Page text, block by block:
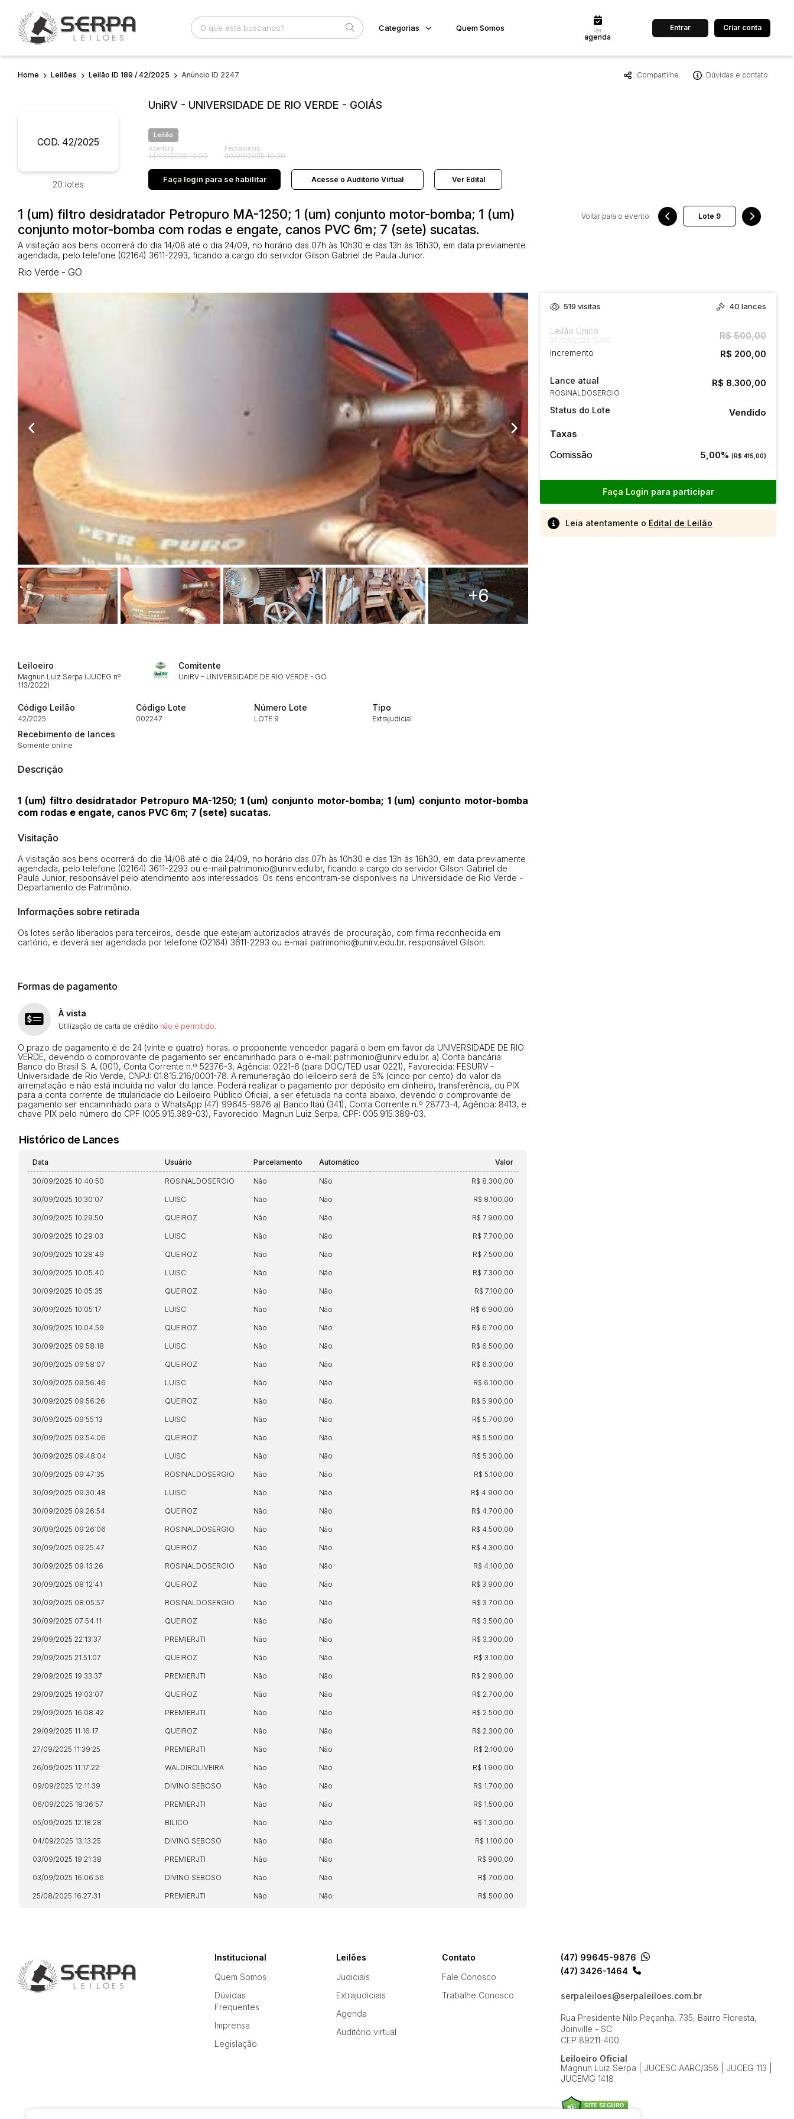
Busca por palavra-chave Categoria Cidade
Categorias
Imóveis
Carro
Quem Somos Ver
agenda
Entrar Criar conta
Home Leilões Leilão ID 189 / 42/2025 Anúncio ID 2247 Compartilhe Dúvidas e contato
COD. 42/2025
20 lotes
UniRV - UNIVERSIDADE DE RIO VERDE - GOIÁS
Leilão
Abertura
14/08/2025 10:00
Fechamento
30/09/2025 10:00
Faça login para se habilitar Acesse o Auditório Virtual Ver Edital
1 (um) filtro desidratador Petropuro MA-1250; 1 (um) conjunto motor-bomba; 1 (um)
conjunto motor-bomba com rodas e engate, canos PVC 6m; 7 (sete) sucatas.
A visitação aos bens ocorrerá do dia 14/08 até o dia 24/09, no horário das 07h às 10h30 e das 13h às 16h30, em data previamente
agendada, pelo telefone (02164) 3611-2293, ficando a cargo do servidor Gilson Gabriel de Paula Junior.
Rio Verde - GO
Voltar para o evento
+6
519 visitas 40 lances
Leilão Único
30/09/2025 10:00 R$ 500,00
Incremento R$ 200,00
Lance atual
ROSINALDOSERGIO
R$ 8.300,00
Status do Lote
Vendido
Taxas
Comissão 5,00% (R$ 415,00)
Faça Login para participar
Leia atentamente o Edital de Leilão
Leiloeiro
Magnun Luiz Serpa (JUCEG nº
113/2022)
Comitente
UniRV – UNIVERSIDADE DE RIO VERDE - GO
Código Leilão
42/2025
Código Lote
002247
Número Lote
LOTE 9
Tipo
Extrajudicial
Recebimento de lances
Somente online
Descrição
1 (um) filtro desidratador Petropuro MA-1250; 1 (um) conjunto motor-bomba; 1 (um) conjunto motor-bomba
com rodas e engate, canos PVC 6m; 7 (sete) sucatas.
Visitação
A visitação aos bens ocorrerá do dia 14/08 até o dia 24/09, no horário das 07h às 10h30 e das 13h às 16h30, em data previamente
agendada, pelo telefone (02164) 3611-2293 ou e-mail patrimonio@unirv.edu.br, ficando a cargo do servidor Gilson Gabriel de
Paula Junior, responsável pelo atendimento aos interessados. Os itens encontram-se disponíveis na Universidade de Rio Verde -
Departamento de Patrimônio.
Informações sobre retirada
Os lotes serão liberados para terceiros, desde que estejam autorizados através de procuração, com firma reconhecida em
cartório, e deverá ser agendada por telefone (02164) 3611-2293 ou e-mail patrimonio@unirv.edu.br, responsável Gilson.
Formas de pagamento
À vista
Utilização de carta de crédito não é permitido.
O prazo de pagamento é de 24 (vinte e quatro) horas, o proponente vencedor pagará o bem em favor da UNIVERSIDADE DE RIO
VERDE, devendo o comprovante de pagamento ser encaminhado para o e-mail: patrimonio@unirv.edu.br. a) Conta bancária:
Banco do Brasil S. A. (001), Conta Corrente n.º 52376-3, Agência: 0221-6 (para DOC/TED usar 0221), Favorecida: FESURV -
Universidade de Rio Verde, CNPJ: 01.815.216/0001-78. A remuneração do leiloeiro será de 5% (cinco por cento) do valor da
arrematação e não está incluída no valor do lance. Poderá realizar o pagamento por depósito em dinheiro, transferência, ou PIX
para a conta corrente de titularidade do Leiloeiro Público Oficial, a ser efetuada na conta abaixo, devendo o comprovante de
pagamento ser encaminhado para o WhatsApp (47) 99645-9876 a) Banco Itaú (341), Conta Corrente n.º 28773-4, Agência: 8413, e
chave PIX pelo número do CPF (005.915.389-03), Favorecido: Magnun Luiz Serpa, CPF: 005.915.389-03.
Histórico de Lances
Data Usuário Parcelamento Automático Valor
30/09/2025 10:40:50 ROSINALDOSERGIO Não Não R$ 8.300,00
30/09/2025 10:30:07 LUISC Não Não R$ 8.100,00
30/09/2025 10:29:50 QUEIROZ Não Não R$ 7.900,00
30/09/2025 10:29:03 LUISC Não Não R$ 7.700,00
30/09/2025 10:28:49 QUEIROZ Não Não R$ 7.500,00
30/09/2025 10:05:40 LUISC Não Não R$ 7.300,00
30/09/2025 10:05:35 QUEIROZ Não Não R$ 7.100,00
30/09/2025 10:05:17 LUISC Não Não R$ 6.900,00
30/09/2025 10:04:59 QUEIROZ Não Não R$ 6.700,00
30/09/2025 09:58:18 LUISC Não Não R$ 6.500,00
30/09/2025 09:58:07 QUEIROZ Não Não R$ 6.300,00
30/09/2025 09:56:46 LUISC Não Não R$ 6.100,00
30/09/2025 09:56:26 QUEIROZ Não Não R$ 5.900,00
30/09/2025 09:55:13 LUISC Não Não R$ 5.700,00
30/09/2025 09:54:06 QUEIROZ Não Não R$ 5.500,00
30/09/2025 09:48:04 LUISC Não Não R$ 5.300,00
30/09/2025 09:47:35 ROSINALDOSERGIO Não Não R$ 5.100,00
30/09/2025 09:30:48 LUISC Não Não R$ 4.900,00
30/09/2025 09:26:54 QUEIROZ Não Não R$ 4.700,00
30/09/2025 09:26:06 ROSINALDOSERGIO Não Não R$ 4.500,00
30/09/2025 09:25:47 QUEIROZ Não Não R$ 4.300,00
30/09/2025 09:13:26 ROSINALDOSERGIO Não Não R$ 4.100,00
30/09/2025 08:12:41 QUEIROZ Não Não R$ 3.900,00
30/09/2025 08:05:57 ROSINALDOSERGIO Não Não R$ 3.700,00
30/09/2025 07:54:11 QUEIROZ Não Não R$ 3.500,00
29/09/2025 22:13:37 PREMIERJTI Não Não R$ 3.300,00
29/09/2025 21:51:07 QUEIROZ Não Não R$ 3.100,00
29/09/2025 19:33:37 PREMIERJTI Não Não R$ 2.900,00
29/09/2025 19:03:07 QUEIROZ Não Não R$ 2.700,00
29/09/2025 16:08:42 PREMIERJTI Não Não R$ 2.500,00
29/09/2025 11:16:17 QUEIROZ Não Não R$ 2.300,00
27/09/2025 11:39:25 PREMIERJTI Não Não R$ 2.100,00
26/09/2025 11:17:22 WALDIROLIVEIRA Não Não R$ 1.900,00
09/09/2025 12:11:39 DIVINO SEBOSO Não Não R$ 1.700,00
06/09/2025 18:36:57 PREMIERJTI Não Não R$ 1.500,00
05/09/2025 12:18:28 BILICO Não Não R$ 1.300,00
04/09/2025 13:13:25 DIVINO SEBOSO Não Não R$ 1.100,00
03/09/2025 19:21:38 PREMIERJTI Não Não R$ 900,00
03/09/2025 16:06:56 DIVINO SEBOSO Não Não R$ 700,00
25/08/2025 16:27:31 PREMIERJTI Não Não R$ 500,00
Envie sua Proposta (Art. 895, CPC)
Histórico de Propostas
Data Usuário
14/04/2025 18:43:11 TIAGOFELIPE
Clique aqui para fazer login
Institucional
Quem Somos
Dúvidas
Frequentes
Imprensa
Legislação
Leilões
Judiciais
Extrajudiciais
Agenda
Auditório virtual
Contato
Fale Conosco
Trabalhe Conosco
(47) 99645-9876
(47) 3426-1464
serpaleiloes@serpaleiloes.com.br
Rua Presidente Nilo Peçanha, 735, Bairro Floresta,
Joinville - SC
CEP 89211-400
Leiloeiro Oficial
Magnun Luiz Serpa | JUCESC AARC/356 | JUCEG 113 |
JUCEMG 1418